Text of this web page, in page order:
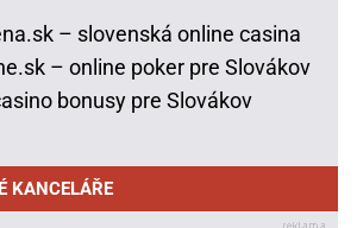
– slovenská online casina
– online poker pre Slovákov
bonusy pre Slovákov
KANCELÁŘE